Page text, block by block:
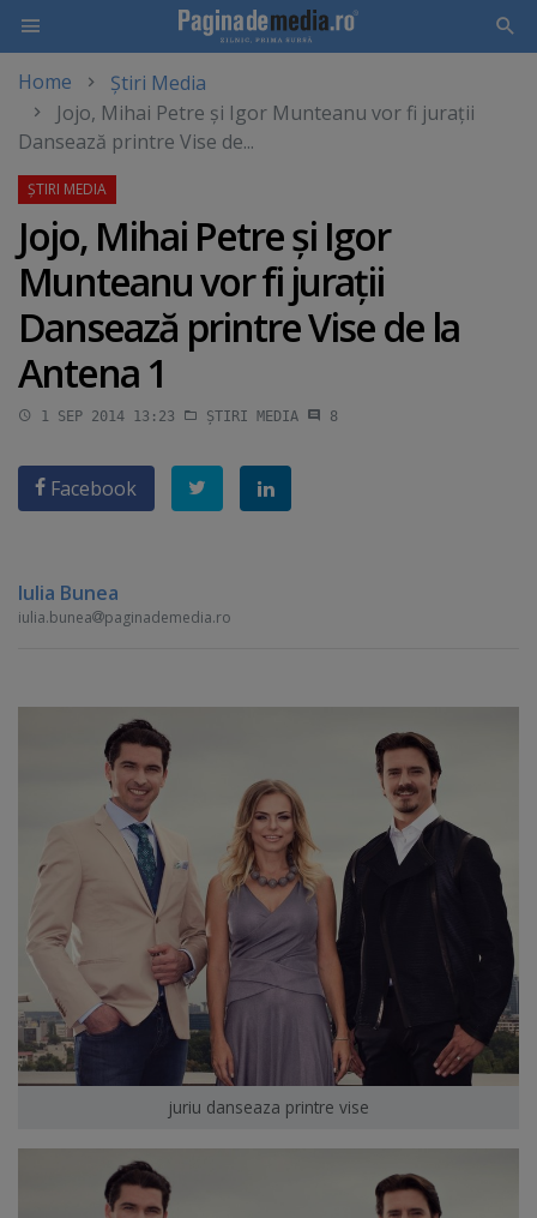
main
content
Home
Știri Media
Jojo, Mihai Petre şi Igor Munteanu vor fi juraţii
Dansează printre Vise de...
Jojo, Mihai Petre şi Igor
Munteanu vor fi juraţii
Dansează printre Vise de la
Antena 1
1 SEP 2014 13:23 ȘTIRI MEDIA 8
Facebook
Iulia Bunea
iulia.bunea paginademedia.ro
juriu danseaza printre vise